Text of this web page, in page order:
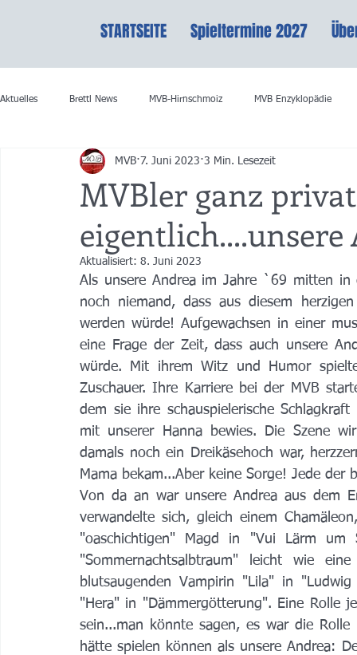
STARTSEITE Spieltermine 2027
Aktuelles Brettl News MVB-Hirnschmoiz MVB Enzyklopädie
MVBler ganz
MVB 7. Juni 2023 3 Min. Lesezeit
Aktualisiert: 8. Juni 2023
Als unsere Andrea im Jahre `69 mitten in
noch niemand, dass aus diesem
werden würde! Aufgewachsen in einer
eine Frage der Zeit, dass auch unsere
würde. Mit ihrem Witz und Humor
Zuschauer. Ihre Karriere bei der MVB
dem sie ihre schauspielerische
mit unserer Hanna bewies. Die Szene
damals noch ein Dreikäsehoch war,
Mama bekam...Aber keine Sorge! Jede der
Von da an war unsere Andrea aus dem
verwandelte sich, gleich einem
"oaschichtigen" Magd in "Vui Lärm
"Sommernachtsalbtraum" leicht wie
blutsaugenden Vampirin "Lila" in
"Hera" in "Dämmergötterung". Eine Rolle
sein...man könnte sagen, es war die
hätte spielen können als unsere Andrea: